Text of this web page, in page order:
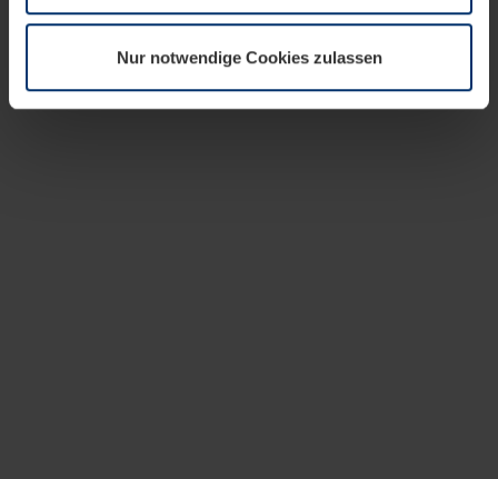
wir Ihre Erlaubnis. Ihre Einwilligung können Sie jederzeit
Datenschutzerklärungunserer Website ändern oder
widerrufen.
Nur notwendige Cookies zulassen